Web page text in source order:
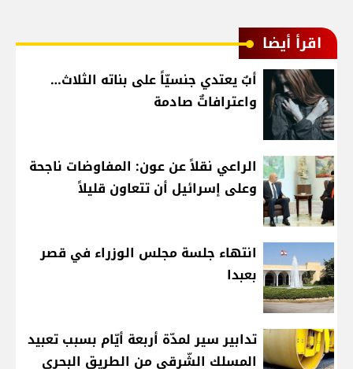
اقرأ أيضا
أبٌ يعتدي جنسيّاً على بناته الثلاث…
واعترافاتٌ صادمة
الراعي نقلاً عن عون: المفاوضات ناجحة
وعلى إسرائيل أن تتعاون قليلاً
انتهاء جلسة مجلس الوزراء في قصر
بعبدا
تدابير سير لمدّة أربعة أيّام بسبب تعبيد
المسلك الشّرقي من الطريق البحري